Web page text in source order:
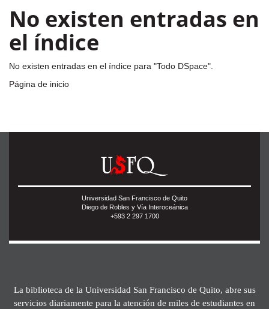
No existen entradas en
el índice
No existen entradas en el índice para "Todo DSpace".
Página de inicio
Universidad San Francisco de Quito
Diego de Robles y Vía Interoceánica
+593 2 297 1700
La biblioteca de la Universidad San Francisco de Quito, abre sus
servicios diariamente para la atención de miles de estudiantes en